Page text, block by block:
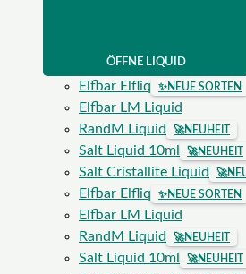
ÖFFNE LIQUID
Elfbar Elfliq ✨NEUE SORTEN
Elfbar LM Liquid
RandM Liquid
🚀NEUHEIT
Salt Liquid 10ml 🚀NEUHEIT
Salt Cristallite Liquid 🚀
Elfbar Elfliq ✨NEUE SORTEN
Elfbar LM Liquid
RandM Liquid
🚀NEUHEIT
Salt Liquid 10ml 🚀NEUHEIT